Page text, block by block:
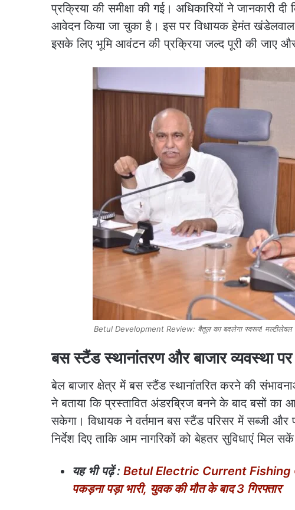
प्रक्रिया की समीक्षा की गई। अधिकारियों ने जानकारी
आवेदन किया जा चुका है। इस पर विधायक हेमंत खंडेलवाल
इसके लिए भूमि आवंटन की प्रक्रिया जल्द पूरी की जाए
Betul Development Review: बैतूल का बदलेगा स्वरूप! मल्टीलेवल
बस स्टैंड स्थानांतरण और बाजार व्यवस्था पर
बेल बाजार क्षेत्र में बस स्टैंड स्थानांतरित करने की
ने बताया कि प्रस्तावित अंडरब्रिज बनने के बाद बसों
सकेगा। विधायक ने वर्तमान बस स्टैंड परिसर में सब्जी
निर्देश दिए ताकि आम नागरिकों को बेहतर सुविधाएं मिल
यह भी पढ़ें: Betul Electric Current Fishing
पकड़ना पड़ा भारी, युवक की मौत के बाद 3 गिरफ्तार